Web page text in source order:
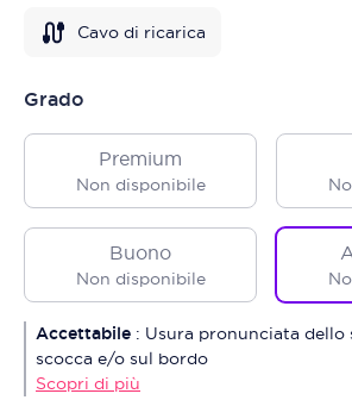
Cavo di ricarica
Grado
Premium
Non disponibile
Buono
Non disponibile
Accettabile : Usura pronunciata dello
scocca e/o sul bordo
Scopri di più